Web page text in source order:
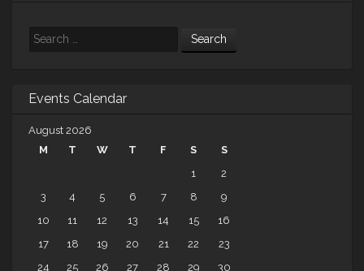
Search
Events Calendar
August 2026
M
T W T F S
S
1
2
3
4 5 6 7 8
9
10
11 12 13 14 15
16
17
18 19 20 21 22
23
24
25 26 27 28 29 30